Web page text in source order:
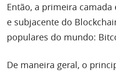
Então, a primeira
e subjacente do
populares do mundo:
De maneira geral, o